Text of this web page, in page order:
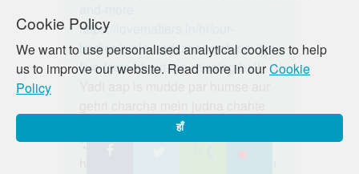
Cookie Policy
We want to use personalised analytical cookies to help
us to improve our website. Read more in ourCookie
Policy
हाँ
https://lovematters.in/hi/our-
bodies/male-body/monorchism-top-
five-facts-about-the-missing-ball
hain toh hamare discussion board
“Just Poocho” mein zaroor shamil
https://lovematters.in/en/forum